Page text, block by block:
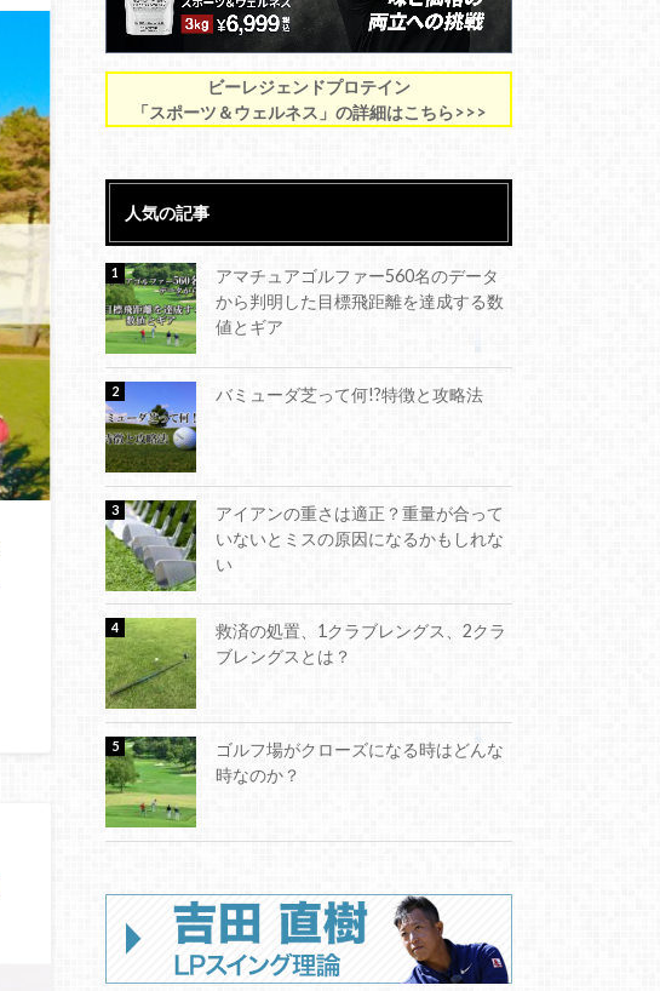
ビーレジェンドプロテイン
「スポーツ＆ウェルネス」の詳細はこちら>>>
人気の記事
アマチュアゴルファー560名のデータ
から判明した目標飛距離を達成する数
値とギア
バミューダ芝って何!?特徴と攻略法
アイアンの重さは適正？重量が合って
いないとミスの原因になるかもしれな
い
救済の処置、1クラブレングス、2クラ
ブレングスとは？
ゴルフ場がクローズになる時はどんな
時なのか？